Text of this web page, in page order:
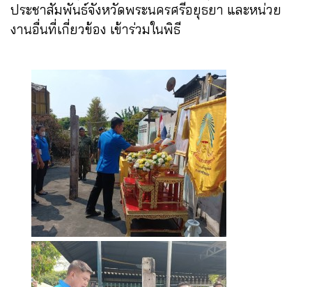
ประชาสัมพันธ์จังหวัดพระนครศรีอยุธยา และหน่วย
งานอื่นที่เกี่ยวข้อง เข้าร่วมในพิธี